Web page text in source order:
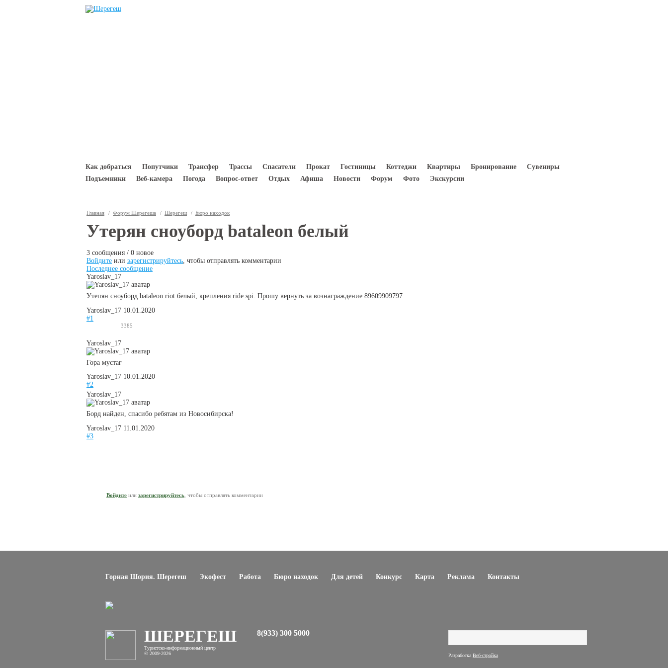
Перейти к основному содержанию
Как добраться Попутчики Трансфер Трассы Спасатели Прокат Гостиницы Коттеджи Квартиры Бронирование
Сувениры
Подъемники
Веб-камера Погода Вопрос-ответ Отдых Афиша Новости Форум Фото Экскурсии
Вы здесь
Главная / Форум Шерегеша / Шерегеш / Бюро находок
Утерян сноуборд bataleon белый
3 сообщения / 0 новое
Войдите или зарегистрируйтесь, чтобы отправлять комментарии
Последнее сообщение
Yaroslav_17
Утепян сноуборд bataleon riot белый, крепления ride spi. Прошу вернуть за вознаграждение 89609909797
Yaroslav_17 10.01.2020
#1
3385
Yaroslav_17
Гора мустаг
Yaroslav_17 10.01.2020
#2
Yaroslav_17
Борд найден, спасибо ребятам из Новосибирска!
Yaroslav_17 11.01.2020
#3
Войдите или зарегистрируйтесь , чтобы отправлять комментарии
Горная Шория. Шерегеш Экофест Работа Бюро находок Для детей Конкурс Карта Реклама Контакты
ШЕРЕГЕШ
Туристско-информационный центр
© 2009-2026
8(933) 300 5000
Разработка Веб-стройка
Форма поиска